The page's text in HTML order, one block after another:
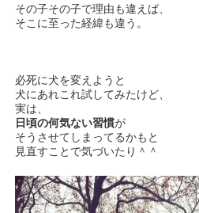
その子その子で理由も違えば、
そこに至った経緯も違う。
必死に犬を変えようと
犬にあれこれ試してみたけど、
実は、
日頃の何気ない習慣が
そうさせてしまってるかもと
見直すことで気づいたり＾＾